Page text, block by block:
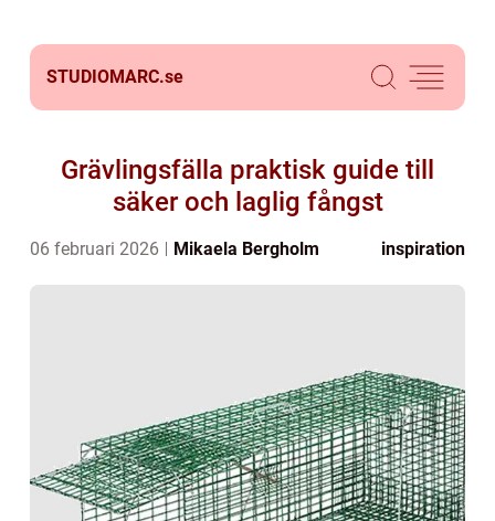
STUDIOMARC.se
Grävlingsfälla praktisk guide till
säker och laglig fångst
06 februari 2026 Mikaela Bergholm inspiration